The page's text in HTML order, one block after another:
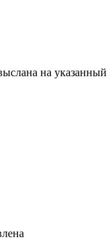
на указанный